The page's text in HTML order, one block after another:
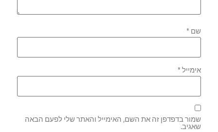
שם*
אימייל*
שמור בדפדפן זה את השם, האימייל והאתר שלי לפעם הבאה
שאגיב.